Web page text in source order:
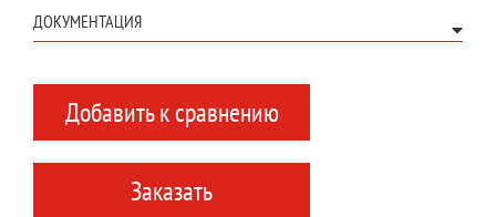
ДОКУМЕНТАЦИЯ
Добавить к сравнению
Заказать